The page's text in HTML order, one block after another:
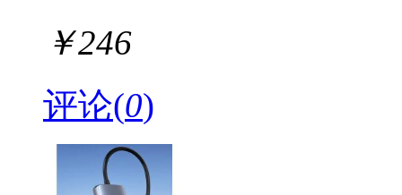
￥246
评论(0)